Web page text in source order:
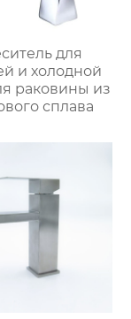
для
и холодной
раковины из
сплава